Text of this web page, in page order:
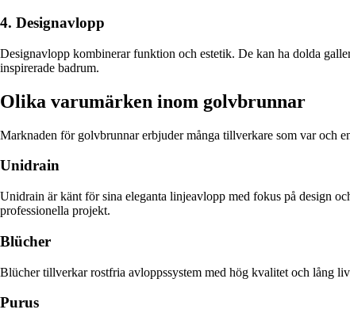
4. Designavlopp
Designavlopp kombinerar funktion och estetik. De kan ha dolda
inspirerade badrum.
Olika varumärken inom golvbrunnar
Marknaden för golvbrunnar erbjuder många tillverkare som var och
Unidrain
Unidrain är känt för sina eleganta linjeavlopp med fokus på design
professionella projekt.
Blücher
Blücher tillverkar rostfria avloppssystem med hög kvalitet och lång
Purus